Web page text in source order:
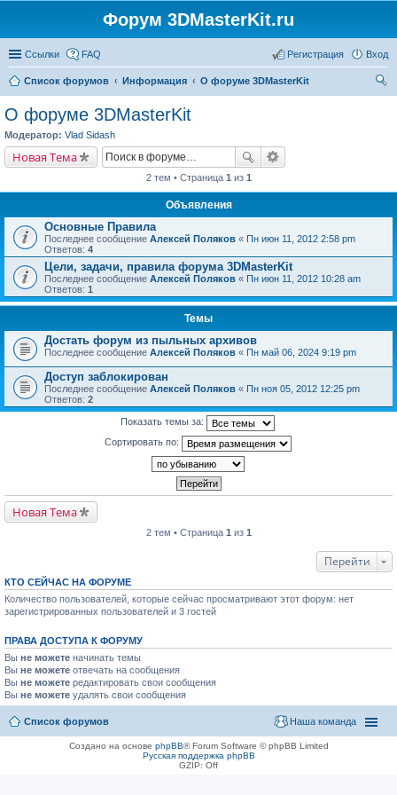
Форум 3DMasterKit.ru
Ссылки FAQ Вход
Регистрация
Список форумов Информация
О форуме 3DMasterKit
О форуме 3DMasterKit
Модератор: Vlad Sidash
Новая Тема
2 тем • Страница 1 из 1
Объявления
Основные Правила
Последнее сообщение Алексей Поляков « Пн июн 11, 2012 2:58 pm
Ответов: 4
Цели, задачи, правила форума 3DMasterKit
Последнее сообщение Алексей Поляков « Пн июн 11, 2012 10:28 am
Ответов: 1
Темы
Достать форум из пыльных архивов
Последнее сообщение Алексей Поляков « Пн май 06, 2024 9:19 pm
Доступ заблокирован
Последнее сообщение Алексей Поляков « Пн ноя 05, 2012 12:25 pm
Ответов: 2
Показать темы за:
Сортировать по:
Новая Тема
2 тем • Страница 1 из 1
Перейти
КТО СЕЙЧАС НА ФОРУМЕ
Количество пользователей, которые сейчас просматривают этот форум: нет
зарегистрированных пользователей и 3 гостей
ПРАВА ДОСТУПА К ФОРУМУ
Вы не можете начинать темы
Вы не можете отвечать на сообщения
Вы не можете редактировать свои сообщения
Вы не можете удалять свои сообщения
Список форумов Наша команда
Создано на основе phpBB® Forum Software © phpBB Limited
Русская поддержка phpBB
GZIP: Off